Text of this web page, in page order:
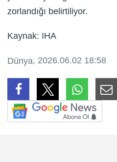
zorlandığı belirtiliyor.
Kaynak: IHA
Dünya, 2026.06.02 18:58